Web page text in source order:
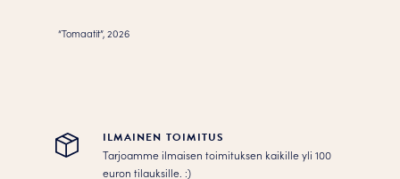
“Tomaatit”, 2026
ILMAINEN TOIMITUS
Tarjoamme ilmaisen toimituksen kaikille yli 100
euron tilauksille. :­­)